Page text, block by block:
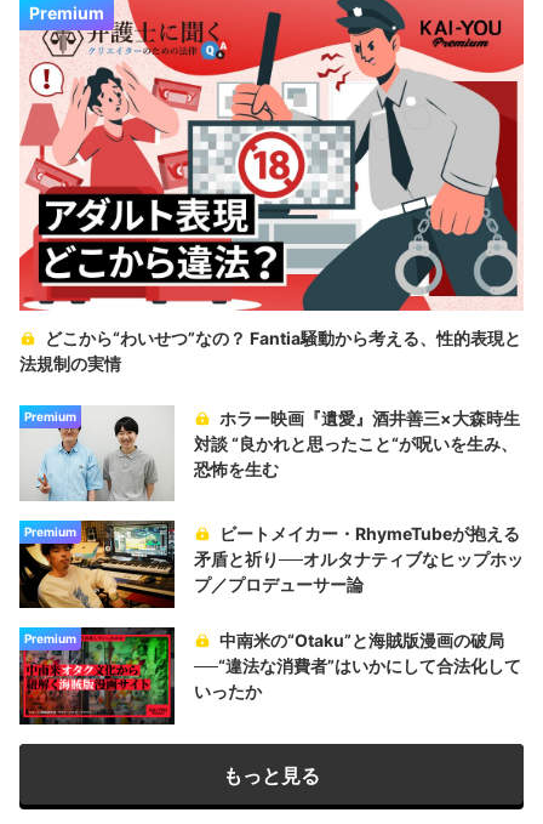
Premium
どこから“わいせつ”なの？ Fantia騒動から考える、性的表現と
法規制の実情
Premium
ホラー映画『遺愛』酒井善三×大森時生
対談 “良かれと思ったこと“が呪いを生み、
恐怖を生む
Premium
ビートメイカー・RhymeTubeが抱える
矛盾と祈り──オルタナティブなヒップホッ
プ／プロデューサー論
Premium
中南米の“Otaku”と海賊版漫画の破局
──“違法な消費者”はいかにして合法化して
いったか
もっと見る